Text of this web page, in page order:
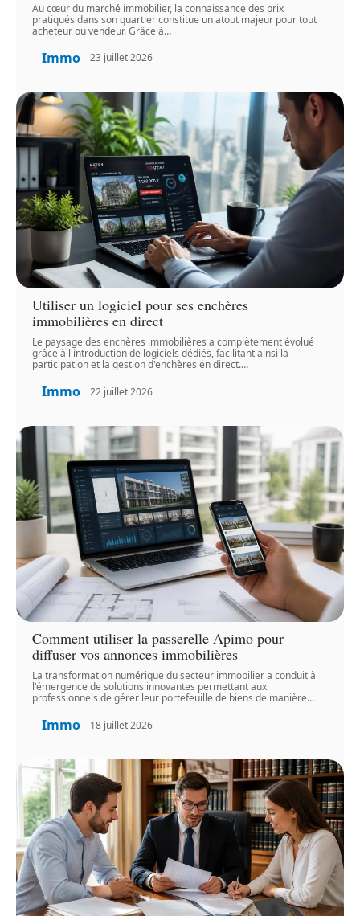
Au cœur du marché immobilier, la connaissance des prix
pratiqués dans son quartier constitue un atout majeur pour tout
acheteur ou vendeur. Grâce à…
Immo 23 juillet 2026
Utiliser un logiciel pour ses enchères
immobilières en direct
Le paysage des enchères immobilières a complètement évolué
grâce à l'introduction de logiciels dédiés, facilitant ainsi la
participation et la gestion d'enchères en direct.…
Immo 22 juillet 2026
Comment utiliser la passerelle Apimo pour
diffuser vos annonces immobilières
La transformation numérique du secteur immobilier a conduit à
l'émergence de solutions innovantes permettant aux
professionnels de gérer leur portefeuille de biens de manière…
Immo 18 juillet 2026